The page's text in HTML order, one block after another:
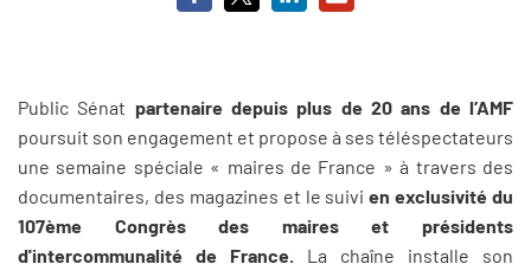
Public Sénat partenaire depuis plus de 20 ans de l’AMF
poursuit son engagement et propose à ses téléspectateurs
une semaine spéciale « maires de France » à travers des
documentaires, des magazines et le suivien exclusivité du
107ème Congrès des maires et présidents
d'intercommunalité de France. La chaîne installe son